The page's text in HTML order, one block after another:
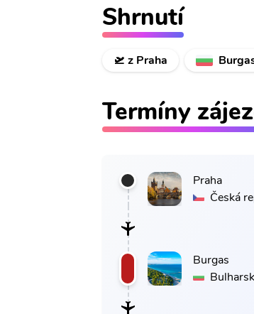
Shrnutí
🛫 z Praha
Termíny
Praha
Česká
Burgas